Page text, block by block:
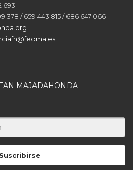
693
378 / 659 443 815 / 686 647 066
MAJADAHONDA